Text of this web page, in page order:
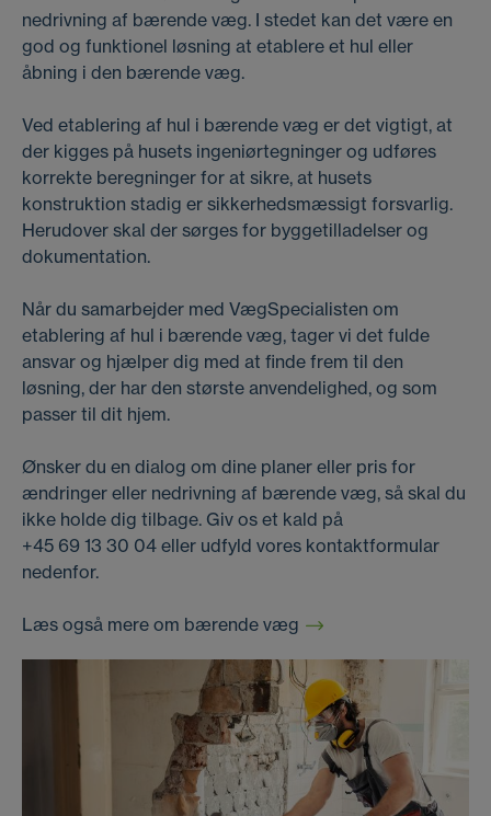
nedrivning af bærende væg. I stedet kan det være en
god og funktionel løsning at etablere et hul eller
åbning i den bærende væg.
Ved etablering af hul i bærende væg er det vigtigt, at
der kigges på husets ingeniørtegninger og udføres
korrekte beregninger for at sikre, at husets
konstruktion stadig er sikkerhedsmæssigt forsvarlig.
Herudover skal der sørges for byggetilladelser og
dokumentation.
Når du samarbejder med VægSpecialisten om
etablering af hul i bærende væg, tager vi det fulde
ansvar og hjælper dig med at finde frem til den
løsning, der har den største anvendelighed, og som
passer til dit hjem.
Ønsker du en dialog om dine planer eller pris for
ændringer eller nedrivning af bærende væg, så skal du
ikke holde dig tilbage. Giv os et kald på
+45 69 13 30 04 eller udfyld vores kontaktformular
nedenfor.
Læs også mere om bærende væg